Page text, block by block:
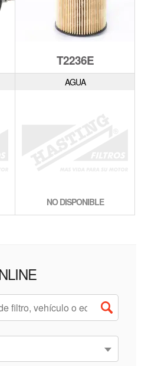
T2236E
AGUA
NO DISPONIBLE